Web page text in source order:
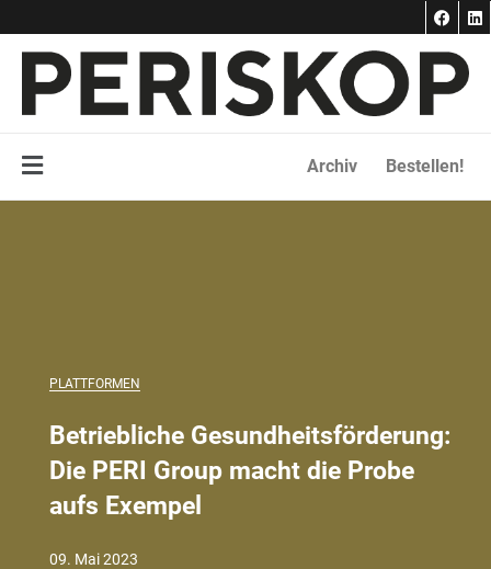
Inhalt
springen
F
a
c
e
o
L
i
n
Main
Menu
Archiv Bestellen!
PLATTFORMEN
Betriebliche Gesundheitsförderung:
Die PERI Group macht die Probe
aufs Exempel
09. Mai 2023